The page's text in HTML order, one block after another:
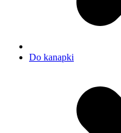
Do kanapki